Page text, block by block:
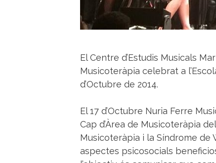
El Centre d’Estudis Musicals
Musicoteràpia celebrat a
d’Octubre de 2014.
El 17 d’Octubre Nuria Ferre
Cap d’Àrea de Musicoteràpia
Musicoteràpia i la Síndrome de
aspectes psicosocials